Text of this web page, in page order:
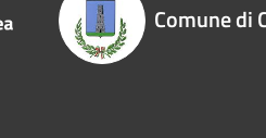
Comune di